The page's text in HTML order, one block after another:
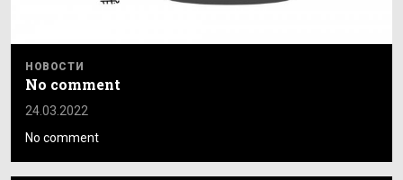
НОВОСТИ
No comment
24.03.2022
No comment